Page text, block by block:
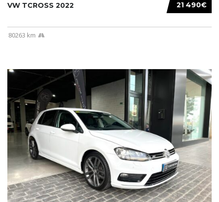
21 490€
VW TCROSS 2022
80263 km